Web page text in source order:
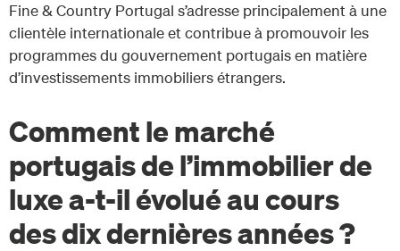
Fine & Country Portugal s’adresse principalement à une
clientèle internationale et contribue à promouvoir les
programmes du gouvernement portugais en matière
d’investissements immobiliers étrangers.
Comment le marché
portugais de l’immobilier de
luxe a-t-il évolué au cours
des dix dernières années ?